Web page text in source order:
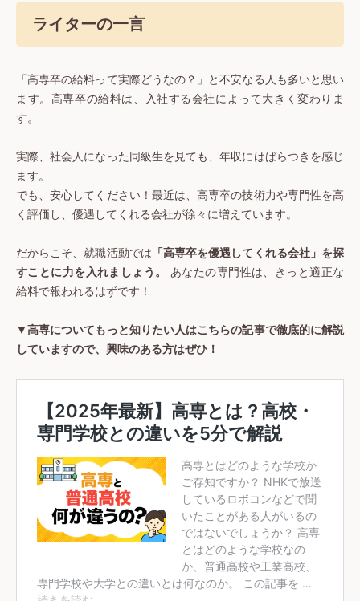
ライターの一言
「高専卒の給料って実際どうなの？」と不安なる人も多いと思い
ます。高専卒の給料は、入社する会社によって大きく変わりま
す。
実際、社会人になった同級生を見ても、年収にはばらつきを感じ
ます。
でも、安心してください！最近は、高専卒の技術力や専門性を高
く評価し、優遇してくれる会社が徐々に増えています。
だからこそ、就職活動では 「高専卒を優遇してくれる会社」を探
すことに力を入れましょう。
あなたの専門性は、きっと適正な
給料で報われるはずです！
▼高専についてもっと知りたい人はこちらの記事で徹底的に解説
していますので、興味のある方はぜひ！